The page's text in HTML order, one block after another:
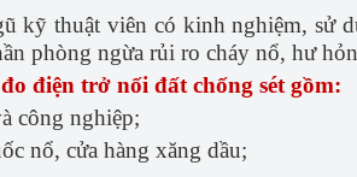
Sáng kiến Cấp tỉnh - Lai Châu
Cổng Sáng kiến Bộ khoa học
nghệ
trong tỉnh
làm theo tấm gương tư tưởng
kỹ thuật viên có kinh nghiệm, sử
phòng ngừa rủi ro cháy nổ, hư
điện trở nối đất chống sét gồm:
công nghiệp;
nổ, cửa hàng xăng dầu;